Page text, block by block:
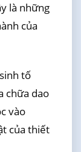
là những
của
tố
chữa dao
vào
của thiết